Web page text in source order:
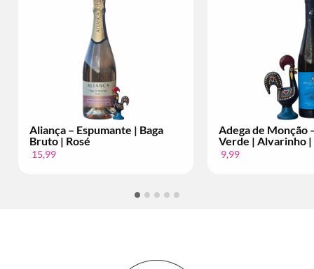
– Espumante | Baga
Rosé
Adega de Monção – Vinho
Verde | Alvarinho | Per Fles